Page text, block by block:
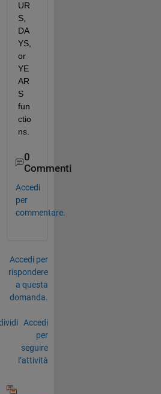
UR
S,
DA
YS,
or
YE
AR
S
fun
ctio
ns.
0
Commenti
Accedi
per
commentare.
Accedi per
rispondere
a questa
domanda.
Accedi
per
seguire
l’attività